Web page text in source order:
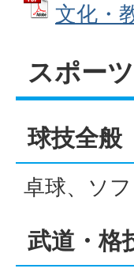
文化・
スポー
球技全般
卓球、ソ
武道・格